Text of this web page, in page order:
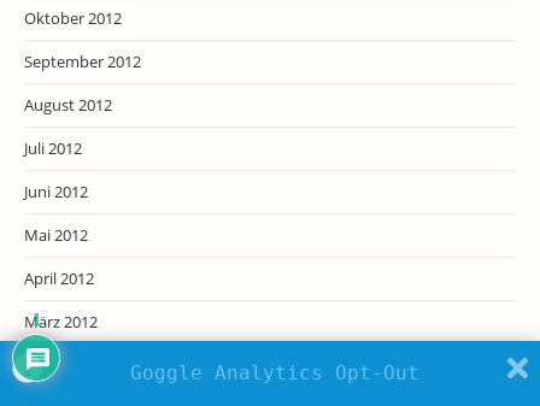
Oktober 2012
September 2012
August 2012
Juli 2012
Juni 2012
Mai 2012
April 2012
März 2012
Februar 2012
Goggle Analytics Opt-Out
1